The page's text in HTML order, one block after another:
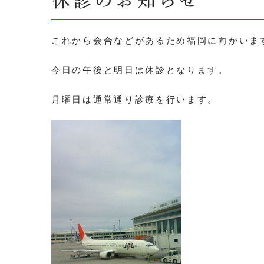
これから会合などがあるため福岡に向かいま
今日の午後と明日は休診となります。
月曜日は通常通り診療を行います。